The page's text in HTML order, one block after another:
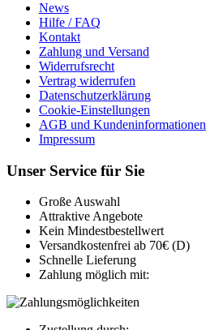
News
Hilfe / FAQ
Kontakt
Zahlung und Versand
Widerrufsrecht
Vertrag widerrufen
Datenschutzerklärung
Cookie-Einstellungen
AGB und Kundeninformationen
Impressum
Unser Service für Sie
Große Auswahl
Attraktive Angebote
Kein Mindestbestellwert
Versandkostenfrei ab 70€ (D)
Schnelle Lieferung
Zahlung möglich mit: